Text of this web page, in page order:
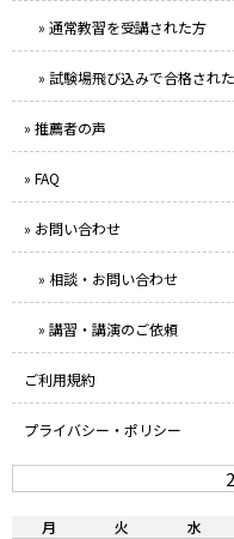
» 通常教習を受講された方
» 試験場飛び込みで合格され
» 推薦者の声
» FAQ
» お問い合わせ
» 相談・お問い合わせ
» 講習・講演のご依頼
ご利用規約
プライバシー・ポリシー
月 火 水